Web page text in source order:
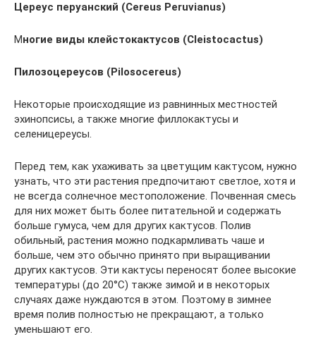
Цереус перуанский (Cereus Peruvianus)
Многие виды клейстокактусов (Cleistocactus)
Пилозоцереусов (Pilosocereus)
Некоторые происходящие из равнинных местностей
эхинопсисы, а также многие филлокактусы и
селеницереусы.
Перед тем, как ухаживать за цветущим кактусом, нужно
узнать, что эти растения предпочитают светлое, хотя и
не всегда солнечное местоположение. Почвенная смесь
для них может быть более питательной и содержать
больше гумуса, чем для других кактусов. Полив
обильный, растения можно подкармливать чаше и
больше, чем это обычно принято при выращивании
других кактусов. Эти кактусы переносят более высокие
температуры (до 20°С) также зимой и в некоторых
случаях даже нуждаются в этом. Поэтому в зимнее
время полив полностью не прекращают, а только
уменьшают его.